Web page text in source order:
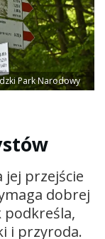
Park Narodowy
jej przejście
dobrej
podkreśla,
i przyroda.